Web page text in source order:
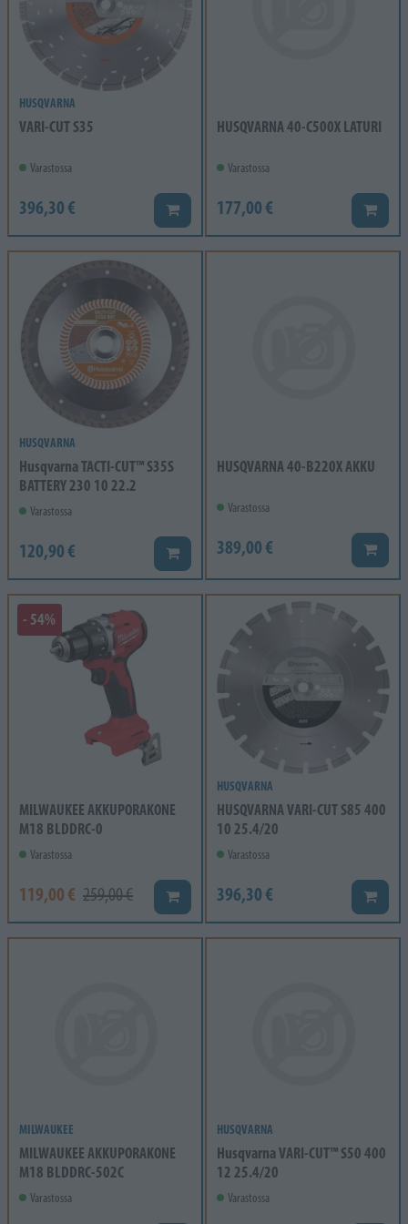
HUSQVARNA
VARI-CUT S35
Varastossa
396,30 € Lisää koriin
HUSQVARNA 40-C500X LATURI
Varastossa
177,00 € Lisää
HUSQVARNA
Husqvarna TACTI-CUT™ S35S
BATTERY 230 10 22.2
Varastossa
120,90 € Lisää koriin
HUSQVARNA 40-B220X AKKU
Varastossa
389,00 € Lisää
- 54%
MILWAUKEE AKKUPORAKONE
M18 BLDDRC-0
Varastossa
119,00 € 259,00 € Lisää koriin
HUSQVARNA
HUSQVARNA VARI-CUT S85 400
10 25.4/20
Varastossa
396,30 € Lisää
MILWAUKEE
MILWAUKEE AKKUPORAKONE
M18 BLDDRC-502C
Varastossa
HUSQVARNA
Husqvarna VARI-CUT™ S50 400
12 25.4/20
Varastossa